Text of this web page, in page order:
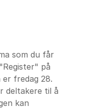
som du får
på
fredag 28.
deltakere til å
kan